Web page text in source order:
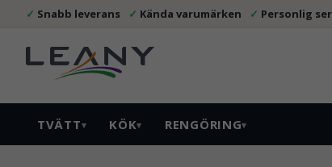
Snabb leverans Kända varumärken Personlig
TVÄTT▾ KÖK▾ RENGÖRING▾